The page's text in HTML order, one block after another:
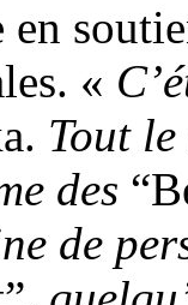
en
«
Tout
des
de